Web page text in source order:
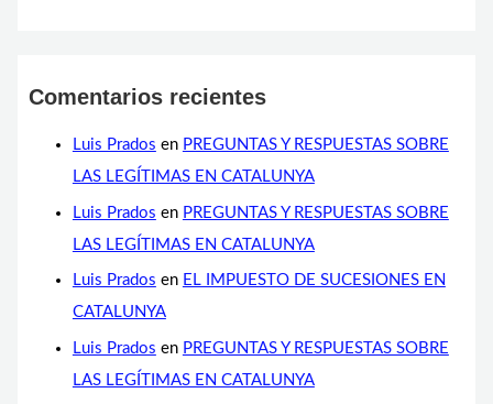
Comentarios recientes
Luis Prados en PREGUNTAS Y RESPUESTAS SOBRE
LAS LEGÍTIMAS EN CATALUNYA
Luis Prados en PREGUNTAS Y RESPUESTAS SOBRE
LAS LEGÍTIMAS EN CATALUNYA
Luis Prados en EL IMPUESTO DE SUCESIONES EN
CATALUNYA
Luis Prados en PREGUNTAS Y RESPUESTAS SOBRE
LAS LEGÍTIMAS EN CATALUNYA